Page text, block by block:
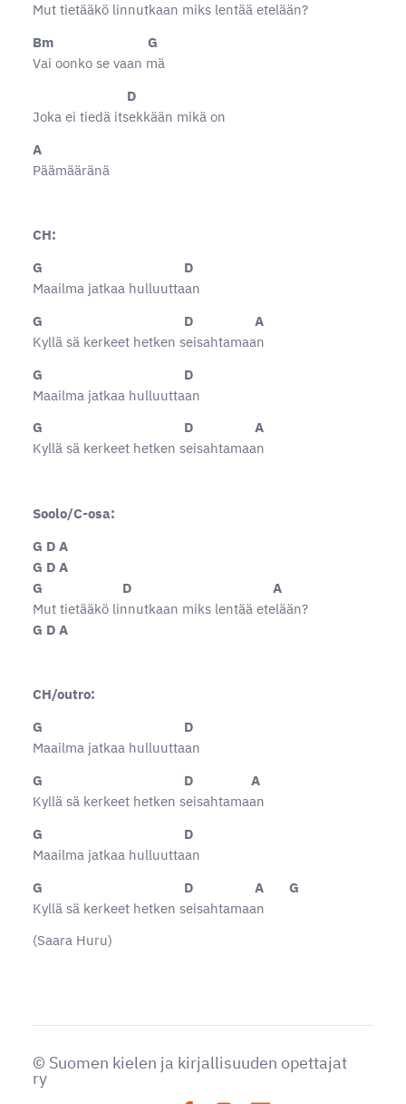
Mut tietääkö linnutkaan miks lentää etelään?
Bm G
Vai oonko se vaan mä
D
Joka ei tiedä itsekkään mikä on
A
Päämääränä
CH:
G D
Maailma jatkaa hulluuttaan
G D A
Kyllä sä kerkeet hetken seisahtamaan
G D
Maailma jatkaa hulluuttaan
G D A
Kyllä sä kerkeet hetken seisahtamaan
Soolo/C-osa:
G D A
G D A
G D A
Mut tietääkö linnutkaan miks lentää etelään?
G D A
CH/outro:
G D
Maailma jatkaa hulluuttaan
G D A
Kyllä sä kerkeet hetken seisahtamaan
G D
Maailma jatkaa hulluuttaan
G D A G
Kyllä sä kerkeet hetken seisahtamaan
(Saara Huru)
© Suomen kielen ja kirjallisuuden opettajat
ry